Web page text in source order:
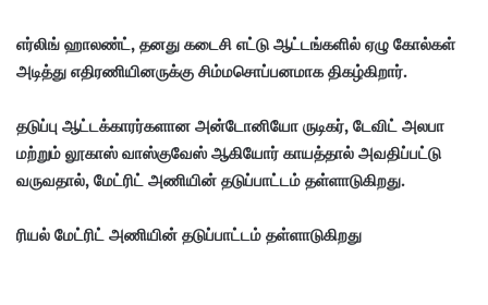
எர்லிங் ஹாலண்ட், தனது கடைசி எட்டு ஆட்டங்களில் ஏழு கோல்கள்
அடித்து எதிரணியினருக்கு சிம்மசொப்பனமாக திகழ்கிறார்.
தடுப்பு ஆட்டக்காரர்களான அன்டோனியோ ருடிகர், டேவிட் அலபா
மற்றும் லூகாஸ் வாஸ்குவேஸ் ஆகியோர் காயத்தால் அவதிப்பட்டு
வருவதால், மேட்ரிட் அணியின் தடுப்பாட்டம் தள்ளாடுகிறது.
ரியல் மேட்ரிட் அணியின் தடுப்பாட்டம் தள்ளாடுகிறது